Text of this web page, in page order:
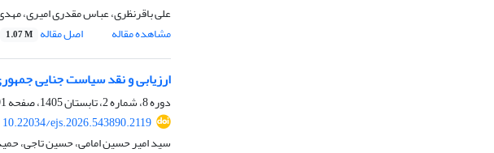
علی باقرنظری، عباس مقدری امیری،
مشاهده مقاله
اصل مقاله 1.07 M
ارزیابی و نقد سیاست جنایی
دوره 8، شماره 2، تابستان 1405، صفحه
10.22034/ejs.2026.543890.2119
سید امیر حسین امامی، حسین تاجی،